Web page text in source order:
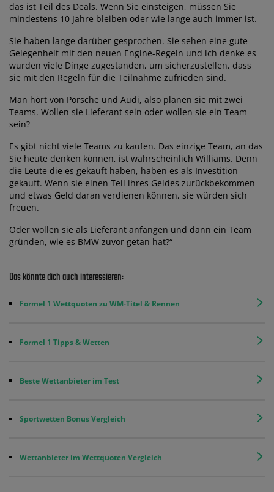
das ist Teil des Deals. Wenn Sie einsteigen, müssen Sie
mindestens 10 Jahre bleiben oder wie lange auch immer ist.
Sie haben lange darüber gesprochen. Sie sehen eine gute
Gelegenheit mit den neuen Engine-Regeln und ich denke es
wurden viele Dinge zugestanden, um sicherzustellen, dass
sie mit den Regeln für die Teilnahme zufrieden sind.
Man hört von Porsche und Audi, also planen sie mit zwei
Teams. Wollen sie Lieferant sein oder wollen sie ein Team
sein?
Es gibt nicht viele Teams zu kaufen. Das einzige Team, an das
Sie heute denken können, ist wahrscheinlich Williams. Denn
die Leute die es gekauft haben, haben es als Investition
gekauft. Wenn sie einen Teil ihres Geldes zurückbekommen
und etwas Geld daran verdienen können, sie würden sich
freuen.
Oder wollen sie als Lieferant anfangen und dann ein Team
gründen, wie es BMW zuvor getan hat?“
Das könnte dich auch interessieren:
Formel 1 Wettquoten zu WM-Titel & Rennen
Formel 1 Tipps & Wetten
Beste Wettanbieter im Test
Sportwetten Bonus Vergleich
Wettanbieter im Wettquoten Vergleich